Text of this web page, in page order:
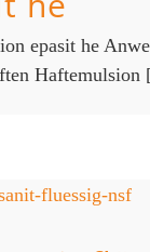
epasit he
Haftemulsion